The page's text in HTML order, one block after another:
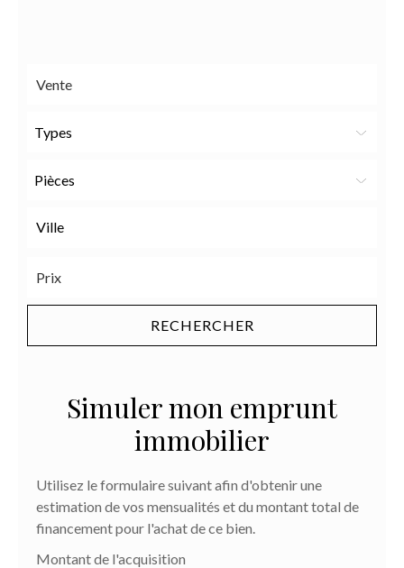
Types
Pièces
Simuler mon emprunt
immobilier
Utilisez le formulaire suivant afin d'obtenir une
estimation de vos mensualités et du montant total de
financement pour l'achat de ce bien.
Montant de l'acquisition